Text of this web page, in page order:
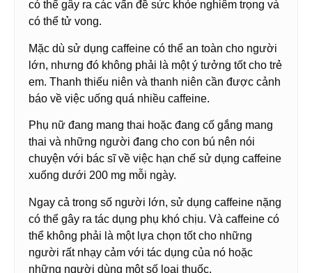
có thể gây ra các vấn đề sức khỏe nghiêm trọng và
có thể tử vong.
Mặc dù sử dụng caffeine có thể an toàn cho người
lớn, nhưng đó không phải là một ý tưởng tốt cho trẻ
em. Thanh thiếu niên và thanh niên cần được cảnh
báo về việc uống quá nhiều caffeine.
Phụ nữ đang mang thai hoặc đang cố gắng mang
thai và những người đang cho con bú nên nói
chuyện với bác sĩ về việc hạn chế sử dụng caffeine
xuống dưới 200 mg mỗi ngày.
Ngay cả trong số người lớn, sử dụng caffeine nặng
có thể gây ra tác dụng phụ khó chịu. Và caffeine có
thể không phải là một lựa chọn tốt cho những
người rất nhạy cảm với tác dụng của nó hoặc
những người dùng một số loại thuốc.